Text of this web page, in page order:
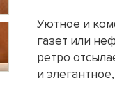
Уютное и
газет или
ретро
и